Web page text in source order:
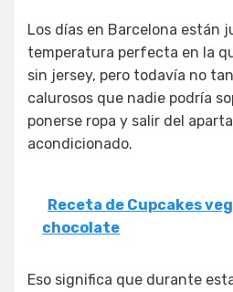
Los días en Barcelona están
temperatura perfecta en la
sin jersey, pero todavía no
calurosos que nadie podría
ponerse ropa y salir del
acondicionado.
Receta de Cupcakes
chocolate
Eso significa que durante